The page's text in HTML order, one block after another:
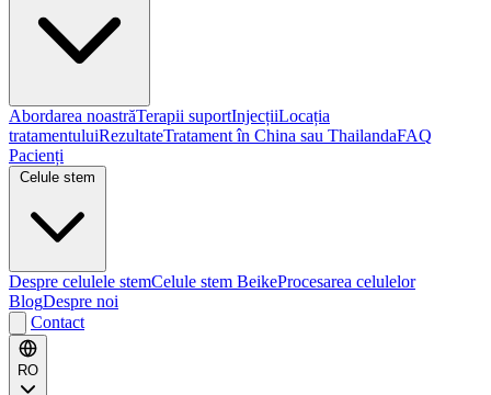
Abordarea noastrăTerapii suportInjecțiiLocația
tratamentuluiRezultateTratament în China sau ThailandaFAQ
Pacienți
Despre celulele stemCelule stem BeikeProcesarea celulelor
BlogDespre noi
Contact
RO